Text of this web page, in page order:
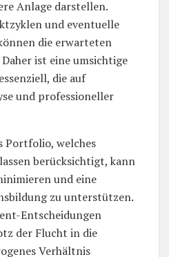
Anlage darstellen.
und eventuelle
die erwarteten
ist eine umsichtige
die auf
und professioneller
Portfolio, welches
berücksichtigt, kann
und eine
zu unterstützen.
Entscheidungen
der Flucht in die
Verhältnis